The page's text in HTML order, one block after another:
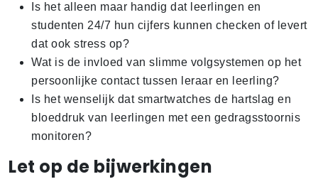
Is het alleen maar handig dat leerlingen en
studenten 24/7 hun cijfers kunnen checken of levert
dat ook stress op?
Wat is de invloed van slimme volgsystemen op het
persoonlijke contact tussen leraar en leerling?
Is het wenselijk dat smartwatches de hartslag en
bloeddruk van leerlingen met een gedragsstoornis
monitoren?
Let op de bijwerkingen